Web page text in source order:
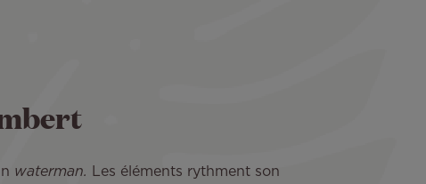
waterman.
Les éléments rythment son